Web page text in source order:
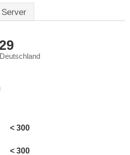
Server
< 300
< 300